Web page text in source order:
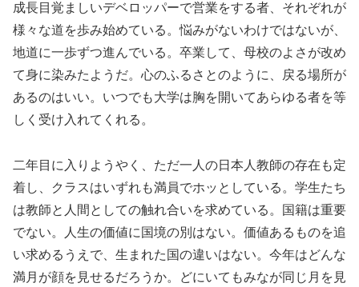
成長目覚ましいデベロッパーで営業をする者、それぞれが
様々な道を歩み始めている。悩みがないわけではないが、
地道に一歩ずつ進んでいる。卒業して、母校のよさが改め
て身に染みたようだ。心のふるさとのように、戻る場所が
あるのはいい。いつでも大学は胸を開いてあらゆる者を等
しく受け入れてくれる。
二年目に入りようやく、ただ一人の日本人教師の存在も定
着し、クラスはいずれも満員でホッとしている。学生たち
は教師と人間としての触れ合いを求めている。国籍は重要
でない。人生の価値に国境の別はない。価値あるものを追
い求めるうえで、生まれた国の違いはない。今年はどんな
満月が顔を見せるだろうか。どにいてもみなが同じ月を見